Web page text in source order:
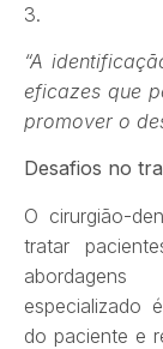
3.
“A
eficazes que
promover o
Desafios no
O cirurgião-
tratar
especializado
do paciente e